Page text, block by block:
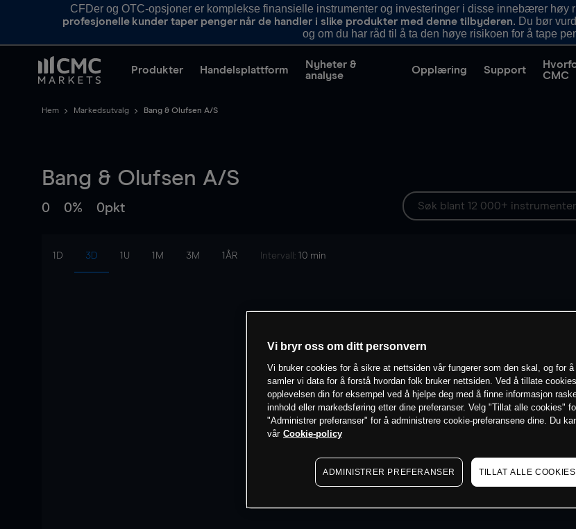
CFDer og OTC-opsjoner er komplekse finansielle instrumenter og investeringer i disse innebærer høy
profesjonelle kunder taper penger når de handler i slike produkter med denne tilbyderen. Du bør
og om du har råd til å ta den høye risikoen for å tape
Produkter Handelsplattform
Nyheter &
analyse
Opplæring Support
CMC
Hem Markedsutvalg Bang & Olufsen A/S
Bang & Olufsen A/S
0 0% 0pkt
1D 3D 1U 1M 3M 1ÅR Intervall: 10 min
Vi bryr oss om ditt personvern
Vi bruker cookies for å sikre at nettsiden vår fungerer som den skal, og for
samler vi data for å forstå hvordan folk bruker nettsiden. Ved å tillate
opplevelsen din for eksempel ved å hjelpe deg med å finne informasjon
innhold eller markedsføring etter dine preferanser. Velg "Tillat alle cookies"
"Administrer preferanser" for å administrere cookie-preferansene dine. Du
vår Cookie-policy
ADMINISTRER PREFERANSER TILLAT ALLE COOKIES